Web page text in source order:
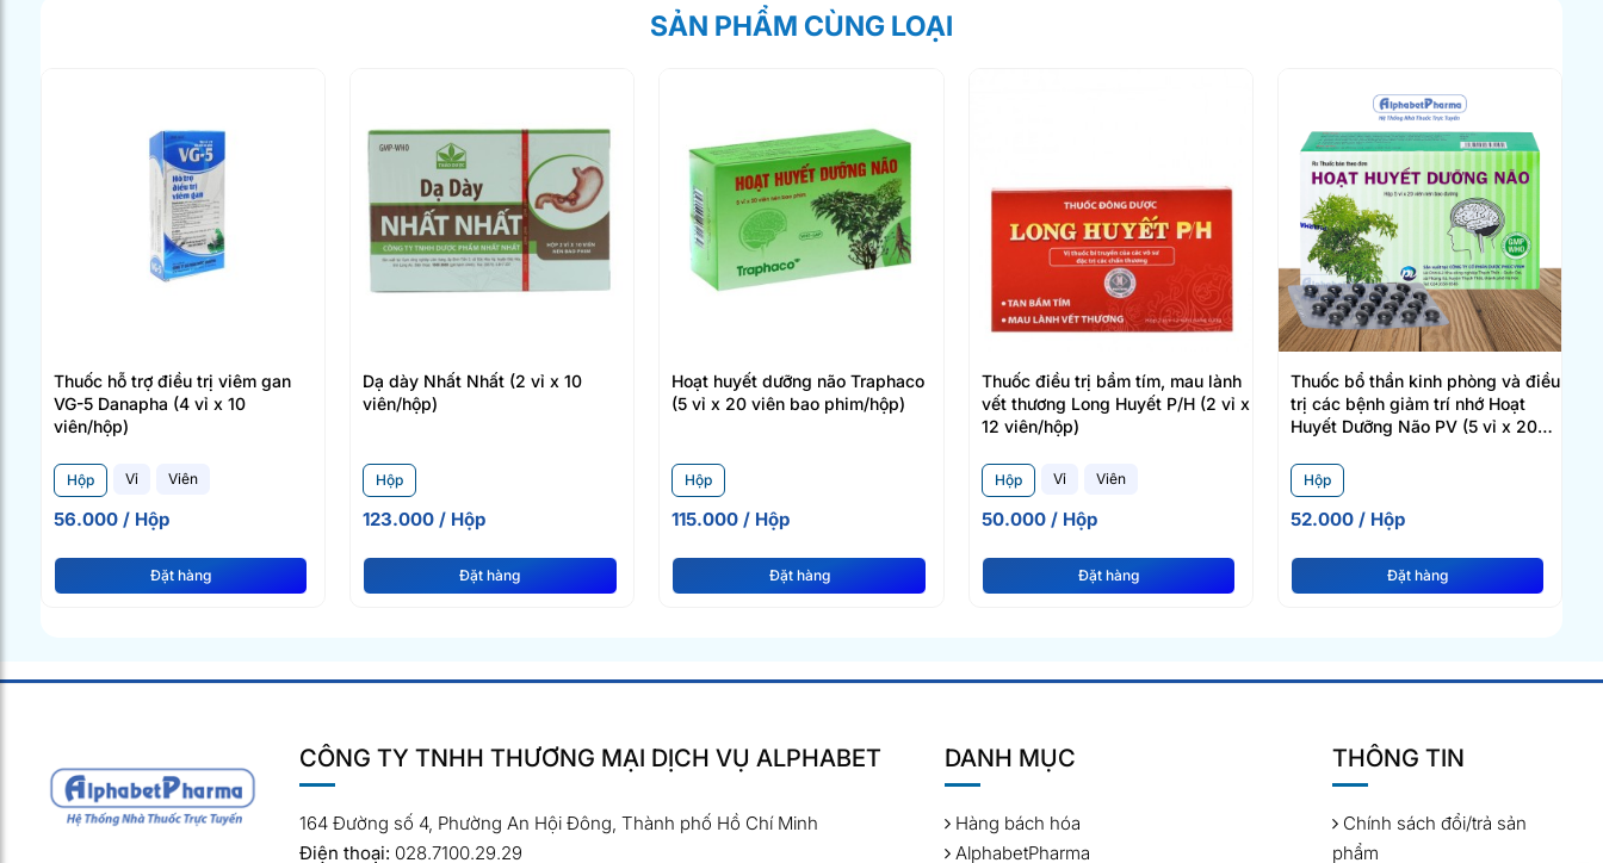
SẢN PHẨM CÙNG LOẠI
Thuốc hỗ trợ điều trị viêm gan
VG-5 Danapha (4 vỉ x 10
viên/hộp)
Hộp Vỉ Viên
56.000 / Hộp
Đặt hàng
Dạ dày Nhất Nhất (2 vỉ x 10
viên/hộp)
Hộp
123.000 / Hộp
Đặt hàng
Hoạt huyết dưỡng não Traphaco
(5 vỉ x 20 viên bao phim/hộp)
Hộp
115.000 / Hộp
Đặt hàng
Thuốc điều trị bầm tím, mau lành
vết thương Long Huyết P/H (2 vỉ x
12 viên/hộp)
Hộp Vỉ Viên
50.000 / Hộp
Đặt hàng
Thuốc bổ thần kinh phòng và điều
trị các bệnh giảm trí nhớ Hoạt
Huyết Dưỡng Não PV (5 vỉ x 20
Hộp
52.000 / Hộp
Đặt hàng
CÔNG TY TNHH THƯƠNG MẠI DỊCH VỤ ALPHABET
164 Đường số 4, Phường An Hội Đông, Thành phố Hồ Chí Minh
Điện thoại: 028.7100.29.29
DANH MỤC
Hàng bách hóa
AlphabetPharma
THÔNG TIN
Chính sách đổi/trả sản
phẩm